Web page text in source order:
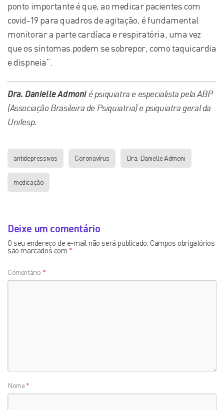
ponto importante é que, ao medicar pacientes com
covid-19 para quadros de agitação, é fundamental
monitorar a parte cardíaca e respiratória, uma vez
que os sintomas podem se sobrepor, como taquicardia
e dispneia”.
Dra. Danielle Admoni é psiquiatra e especialista pela ABP
(Associação Brasileira de Psiquiatria) e psiquiatra geral da
Unifesp.
antidepressivos Coronavírus Dra. Danielle Admoni
medicação
Deixe um comentário
O seu endereço de e-mail não será publicado. Campos obrigatórios
são marcados com *
Comentário *
Nome*